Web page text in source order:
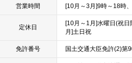
営業時間 [10月～3月]9時～18時
定休日
[10月～1月]水曜日(祝
月]土日祝
免許番号 国土交通大臣免許(2)第